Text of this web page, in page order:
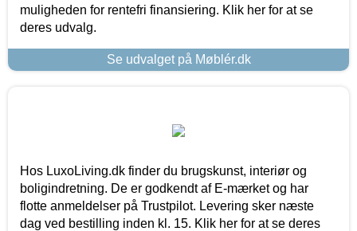
muligheden for rentefri finansiering. Klik her for at se
deres udvalg.
Se udvalget på Møblér.dk
Hos LuxoLiving.dk finder du brugskunst, interiør og
boligindretning. De er godkendt af E-mærket og har
flotte anmeldelser på Trustpilot. Levering sker næste
dag ved bestilling inden kl. 15. Klik her for at se deres